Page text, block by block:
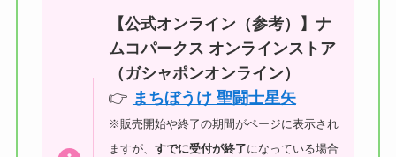
【公式オンライン（参考）】ナ
ムコパークス オンラインストア
（ガシャポンオンライン）
👉 まちぼうけ 聖闘士星矢
※販売開始や終了の期間がページに表示され
ますが、 すでに受付が終了になっている場合